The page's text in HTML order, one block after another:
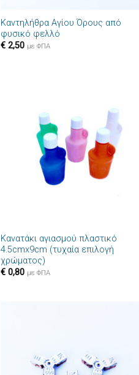
Καντηλήθρα Αγίου Όρους από
φυσικό φελλό
€ 2,50 με ΦΠΑ
Πρόσθήκη
επιθυμιών
Κανατάκι αγιασμού πλαστικό
4.5cmx9cm (τυχαία επιλογή
χρώματος)
€ 0,80 με ΦΠΑ